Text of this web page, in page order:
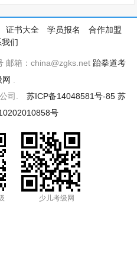
证书大全 学员报名
合作加盟
们
邮箱：china@zgks.net 跆拳道考
网
公司. 苏ICP备14048581号-85 苏
号
少儿考级网